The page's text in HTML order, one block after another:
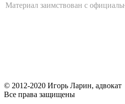
Материал заимствован с
© 2012-2020 Игорь Ларин, адвокат
Все права защищены